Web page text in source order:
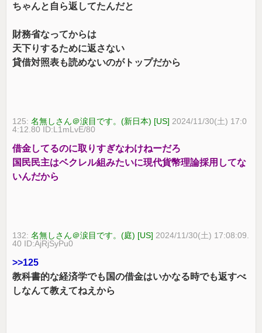
ちゃんと自ら返してたんだと
財務省なってからは
天下りするために返さない
貸借対照表も読めないのがトップだから
125:名無しさん＠涙目です。(新日本) [US] 2024/11/30(土) 17:0
4:12.80 ID:L1mLvE/80
借金してるのに取りすぎなわけねーだろ
国民民主はベクレル組みたいに現代貨幣理論採用してな
いんだから
132:名無しさん＠涙目です。(庭) [US] 2024/11/30(土) 17:08:09.
40 ID:AjRjSyPu0
>>125
教科書的な経済学でも国の借金はいかなる時でも返すべ
しなんて教えてねえから